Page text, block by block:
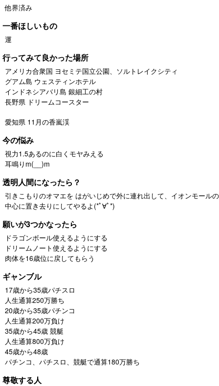
他界済み
一番ほしいもの
運
行ってみて良かった場所
アメリカ合衆国 ヨセミテ国立公園、ソルトレイクシティ
グアム島 ウェスティンホテル
インドネシアバリ島 銀細工の村
長野県 ドリームコースター
愛知県 11月の香嵐渓
今の悩み
視力1.5あるのに白くモヤみえる
耳鳴りm(__)m
透明人間になったら？
引きこもりのオマエを はがいじめで外に連れ出して、イオンモールの
中心に置き去りにしてやるよ(*ﾟ∀ﾟ*)
願いが3つかなったら
ドラゴンボール使えるようにする
ドリームノート使えるようにする
肉体を16歳位に戻してもらう
ギャンブル
17歳から35歳パチスロ
人生通算250万勝ち
20歳から35歳パチンコ
人生通算200万負け
35歳から45歳 競艇
人生通算800万負け
45歳から48歳
パチンコ、パチスロ、競艇で通算180万勝ち
尊敬する人